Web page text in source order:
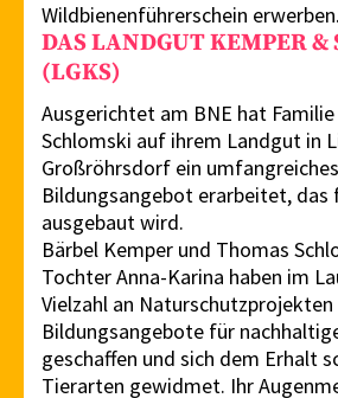
Wildbienenführerschein erwerben.
DAS LANDGUT KEMPER &
(LGKS)
Ausgerichtet am BNE hat
Schlomski auf ihrem Landgut in
Großröhrsdorf ein
Bildungsangebot erarbeitet,
ausgebaut wird.
Bärbel Kemper und Thomas
Tochter Anna-Karina haben im
Vielzahl an
Bildungsangebote für
geschaffen und sich dem Erhalt
Tierarten gewidmet. Ihr